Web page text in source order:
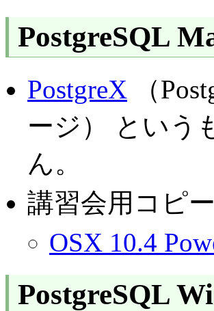
PostgreSQL
PostgreX （
ージ） という
ん。
講習会用コピー
OSX 10.4
PostgreSQL